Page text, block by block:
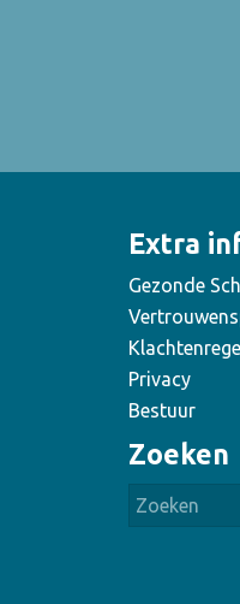
Extra
Gezonde
Privacy
Bestuur
Zoeken